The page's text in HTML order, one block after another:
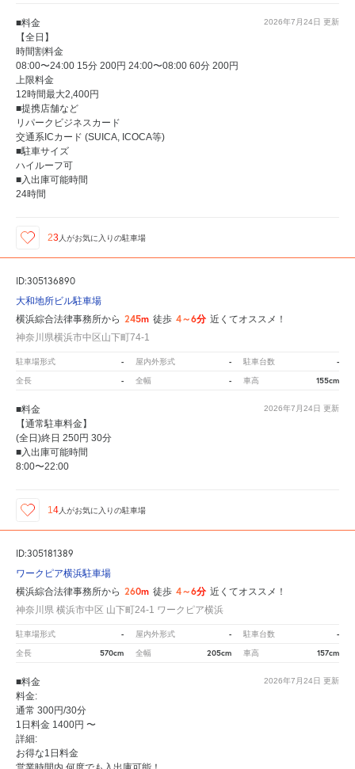
2026年7月24日 更新
■料金
【全日】
時間割料金
08:00〜24:00 15分 200円 24:00〜08:00 60分 200円
上限料金
12時間最大2,400円
■提携店舗など
リパークビジネスカード
交通系ICカード (SUICA, ICOCA等)
■駐車サイズ
ハイルーフ可
■入出庫可能時間
24時間
23 人がお気に入りの駐車場
ID:305136890
大和地所ビル駐車場
横浜綜合法律事務所から 245m 徒歩 4～6分 近くてオススメ！
神奈川県横浜市中区山下町74-1
駐車場形式 - 屋内外形式 - 駐車台数 -
全長 - 全幅 - 車高 155cm
2026年7月24日 更新
■料金
【通常駐車料金】
(全日)終日 250円 30分
■入出庫可能時間
8:00〜22:00
14 人がお気に入りの駐車場
ID:305181389
ワークピア横浜駐車場
横浜綜合法律事務所から 260m 徒歩 4～6分 近くてオススメ！
神奈川県 横浜市中区 山下町24-1 ワークピア横浜
駐車場形式 - 屋内外形式 - 駐車台数 -
全長 570cm 全幅 205cm 車高 157cm
2026年7月24日 更新
■料金
料金:
通常 300円/30分
1日料金 1400円 〜
詳細:
お得な1日料金